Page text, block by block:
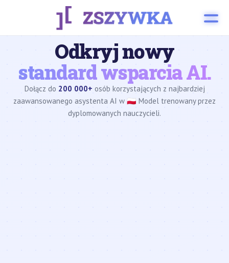
Odkryj nowy
standard wsparcia AI.
Dołącz do 200 000+ osób korzystających z najbardziej
zaawansowanego asystenta AI w 🇵🇱 Model trenowany przez
dyplomowanych nauczycieli.